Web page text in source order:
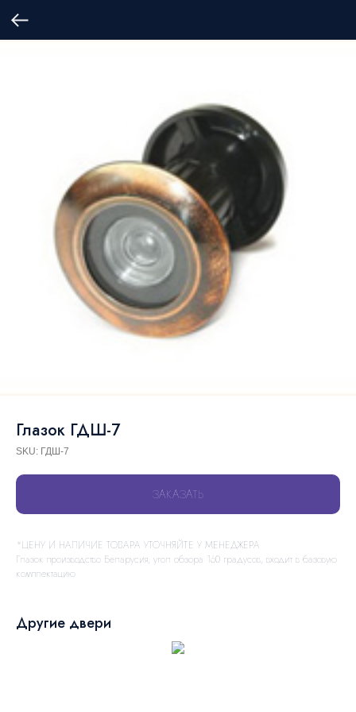
Глазок ГДШ-7
SKU: ГДШ-7
ЗАКАЗАТЬ
*ЦЕНУ И НАЛИЧИЕ ТОВАРА УТОЧНЯЙТЕ У МЕНЕДЖЕРА
Глазок производство Беларусия, угол обзора 160 градусов, входит в базовую
комплектацию
Другие двери